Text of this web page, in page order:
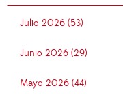
Julio 2026 (53)
Junio 2026 (29)
Mayo 2026 (44)